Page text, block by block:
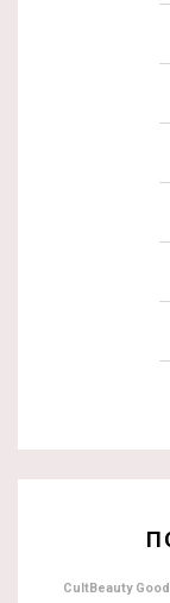
CultBeauty